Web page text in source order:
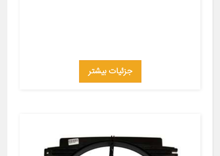
جزئیات بیشتر